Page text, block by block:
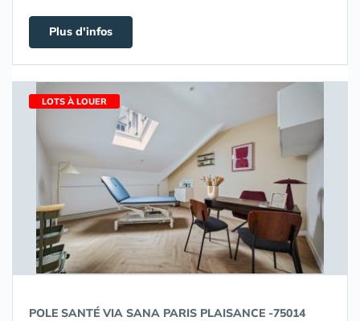
Plus d'infos
LOTS À LOUER
POLE SANTÉ VIA SANA PARIS PLAISANCE -75014